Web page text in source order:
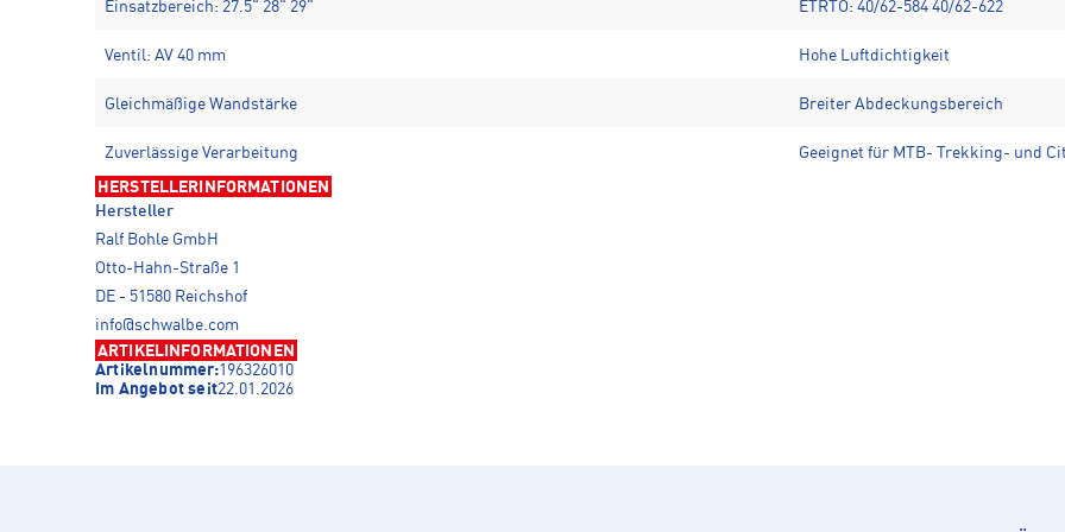
Einsatzbereich: 27.5" 28" 29" ETRTO: 40/62-584 40/62-622
Ventil: AV 40 mm Hohe Luftdichtigkeit
Gleichmäßige Wandstärke Breiter Abdeckungsbereich
Zuverlässige Verarbeitung Geeignet für MTB- Trekking- und
HERSTELLERINFORMATIONEN
Hersteller
Ralf Bohle GmbH
Otto-Hahn-Straße 1
DE - 51580 Reichshof
info@schwalbe.com
ARTIKELINFORMATIONEN
Artikelnummer:196326010
Im Angebot seit22.01.2026